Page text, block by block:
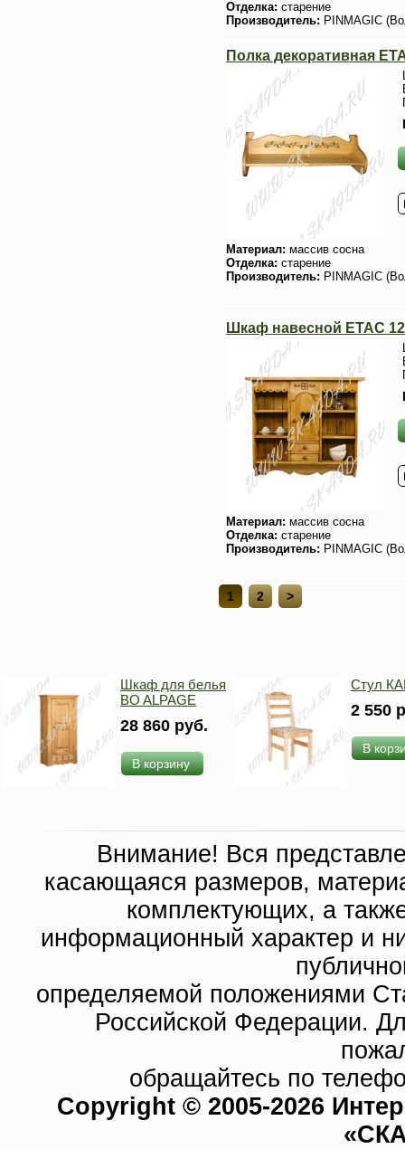
Отделка: старение
Производитель: PINMAGIC
Полка декоративная
Материал: массив сосна
Отделка: старение
Производитель: PINMAGIC
Шкаф навесной ETAC 12
Материал: массив сосна
Отделка: старение
Производитель: PINMAGIC
1 2 >
Шкаф для белья
BO ALPAGE
28 860 руб.
В корзину
Стул
2 550
В
Внимание! Вся
касающаяся размеров,
комплектующих, а
информационный характер и
определяемой положениями
Российской Федерации.
обращайтесь по
Copyright © 2005-2026